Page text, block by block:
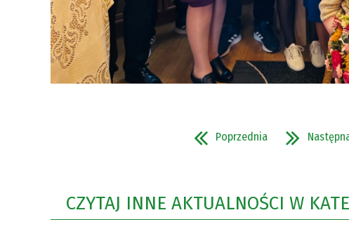
Poprzednia
CZYTAJ INNE AKTUALNOŚCI W